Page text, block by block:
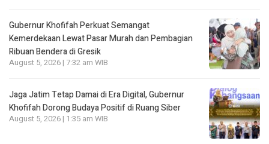
Gubernur Khofifah Perkuat Semangat
Kemerdekaan Lewat Pasar Murah dan Pembagian
Ribuan Bendera di Gresik
August 5, 2026 | 7:32 am WIB
Jaga Jatim Tetap Damai di Era Digital, Gubernur
Khofifah Dorong Budaya Positif di Ruang Siber
August 5, 2026 | 1:35 am WIB